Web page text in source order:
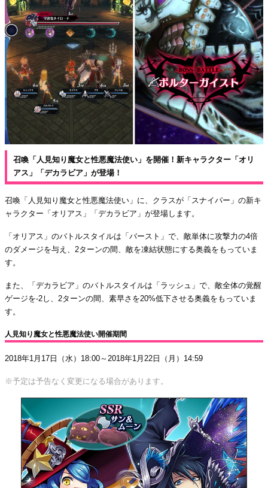
召喚「人見知り魔女と性悪魔法使い」を開催！新キャラクター「オリ
アス」「デカラビア」が登場！
召喚「人見知り魔女と性悪魔法使い」に、クラスが「スナイパー」の新キ
ャラクター「オリアス」「デカラビア」が登場します。
「オリアス」のバトルスタイルは「バースト」で、敵単体に攻撃力の4倍
のダメージを与え、2ターンの間、敵を凍結状態にする奥義をもっていま
す。
また、「デカラビア」のバトルスタイルは「ラッシュ」で、敵全体の覚醒
ゲージを-2し、2ターンの間、素早さを20%低下させる奥義をもっていま
す。
人見知り魔女と性悪魔法使い開催期間
2018年1月17日（水）18:00～2018年1月22日（月）14:59
※予定は予告なく変更になる場合があります。